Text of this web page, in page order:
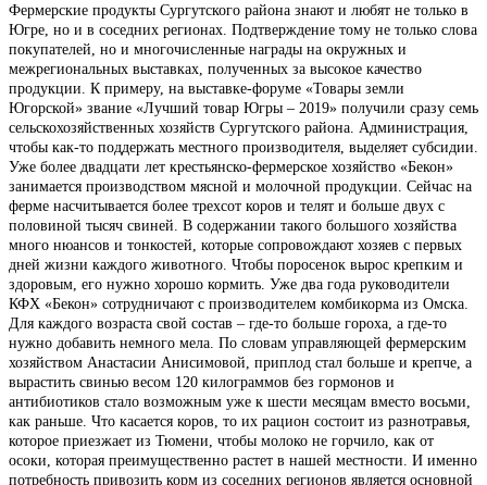
Фермерские продукты Сургутского района знают и любят не только в
Югре, но и в соседних регионах. Подтверждение тому не только слова
покупателей, но и многочисленные награды на окружных и
межрегиональных выставках, полученных за высокое качество
продукции. К примеру, на выставке-форуме «Товары земли
Югорской» звание «Лучший товар Югры – 2019» получили сразу семь
сельскохозяйственных хозяйств Сургутского района. Администрация,
чтобы как-то поддержать местного производителя, выделяет субсидии.
Уже более двадцати лет крестьянско-фермерское хозяйство «Бекон»
занимается производством мясной и молочной продукции. Сейчас на
ферме насчитывается более трехсот коров и телят и больше двух с
половиной тысяч свиней. В содержании такого большого хозяйства
много нюансов и тонкостей, которые сопровождают хозяев с первых
дней жизни каждого животного. Чтобы поросенок вырос крепким и
здоровым, его нужно хорошо кормить. Уже два года руководители
КФХ «Бекон» сотрудничают с производителем комбикорма из Омска.
Для каждого возраста свой состав – где-то больше гороха, а где-то
нужно добавить немного мела. По словам управляющей фермерским
хозяйством Анастасии Анисимовой, приплод стал больше и крепче, а
вырастить свинью весом 120 килограммов без гормонов и
антибиотиков стало возможным уже к шести месяцам вместо восьми,
как раньше. Что касается коров, то их рацион состоит из разнотравья,
которое приезжает из Тюмени, чтобы молоко не горчило, как от
осоки, которая преимущественно растет в нашей местности. И именно
потребность привозить корм из соседних регионов является основной